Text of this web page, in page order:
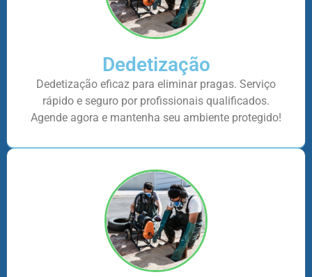
Dedetização
Dedetização eficaz para eliminar pragas. Serviço
rápido e seguro por profissionais qualificados.
Agende agora e mantenha seu ambiente protegido!